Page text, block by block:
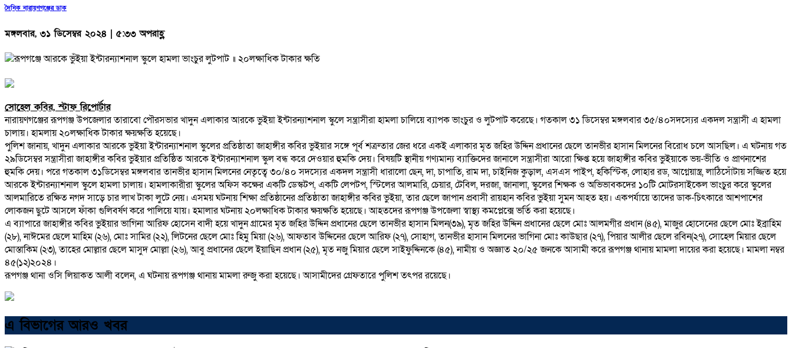
দৈনিক নারায়ণগঞ্জের ডাক
মঙ্গলবার, ৩১ ডিসেম্বর ২০২৪ | ৫:৩৩ অপরাহ্ণ
সোহেল কবির, স্টাফ রিপোর্টার
নারায়ণগঞ্জের রূপগঞ্জ উপজেলার তারাবো পৌরসভার খাদুন এলাকার আরকে ভুইয়া ইন্টারন্যাশনাল স্কুলে সন্ত্রাসীরা হামলা চালিয়ে ব্যাপক ভাংচুর ও লুটপাট করেছে। গতকাল ৩১ ডিসেম্বর মঙ্গলবার ৩৫/৪০সদস্যের একদল সন্ত্রাসী এ হামলা
চালায়। হামলায় ২০লক্ষাধিক টাকার ক্ষয়ক্ষতি হয়েছে।
পুলিশ জানায়, খাদুন এলাকার আরকে ভুইয়া ইন্টারন্যাশনাল স্কুলের প্রতিষ্ঠাতা জাহাঙ্গীর কবির ভুইয়ার সঙ্গে পূর্ব শত্রুতার জের ধরে একই এলাকার মৃত জহির উদ্দিন প্রধানের ছেলে তানভীর হাসান মিলনের বিরোধ চলে আসছিল। এ ঘটনায় গত
২৯ডিসেম্বর সন্ত্রাসীরা জাহাঙ্গীর কবির ভুইয়ার প্রতিষ্ঠিত আরকে ইন্টারন্যাশনাল স্কুল বন্ধ করে দেওয়ার হুমকি দেয়। বিষয়টি স্থানীয় গণ্যমান্য ব্যাক্তিদের জানালে সন্ত্রাসীরা আরো ক্ষিপ্ত হয়ে জাহাঙ্গীর কবির ভুইয়াকে ভয়-ভীতি ও প্রাণনাশের
হুমকি দেয়। পরে গতকাল ৩১ডিসেম্বর মঙ্গলবার তানভীর হাসান মিলনের নেতৃত্বে ৩০/৪০ সদস্যের একদল সন্ত্রাসী ধারালো ছেন, দা, চাপাতি, রাম দা, চাইনিজ কুড়াল, এসএস পাইপ, হকিস্টিক, লোহার রড, আগ্নেয়াস্ত্র, লাঠিসোঁটায় সজ্জিত হয়ে
আরকে ইন্টারন্যাশনাল স্কুলে হামলা চালায়। হামলাকারীরা স্কুলের অফিস কক্ষের একটি ডেস্কটপ, একটি লেপটপ, স্টিলের আলমারি, চেয়ার, টেবিল, দরজা, জানালা, স্কুলের শিক্ষক ও অভিভাবকদের ১০টি মোটরসাইকেল ভাংচুর করে স্কুলের
আলমারিতে রক্ষিত নগদ সাড়ে চার লাখ টাকা লুটে নেয়। এসময় ঘটনায় শিক্ষা প্রতিষ্ঠানের প্রতিষ্ঠাতা জাহাঙ্গীর কবির ভুইয়া, তার ছেলে জাপান প্রবাসী রায়হান কবির ভুইয়া সুমন আহত হয়। একপর্যায়ে তাদের ডাক-চিৎকারে আশপাশের
লোকজন ছুটে আসলে ফাঁকা গুলিবর্ষণ করে পালিয়ে যায়। হমালার ঘটনায় ২০লক্ষাধিক টাকার ক্ষয়ক্ষতি হয়েছে। আহতদের রূপগঞ্জ উপজেলা স্বাস্থ্য কমপ্লেক্সে ভর্তি করা হয়েছে।
এ ব্যাপারে জাহাঙ্গীর কবির ভুইয়ার ভাগিনা আরিফ হোসেন বাদী হয়ে খাদুন গ্রামের মৃত জহির উদ্দিন প্রধানের ছেলে তানভীর হাসান মিলন(৩৯), মৃত জহির উদ্দিন প্রধানের ছেলে মোঃ আলমগীর প্রধান (৪৫), মাজুর হোসেনের ছেলে মোঃ ইব্রাহিম
(২৮), নাঈমের ছেলে মাহিম (২৬), মোঃ সামির (২২), লিটনের ছেলে মোঃ হিমু মিয়া (২৬), আফতাব উদ্দিনের ছেলে আরিফ (২৭), সোহাগ, তানভীর হাসান মিলনের ভাগিনা মোঃ কাউছার (২৭), পিয়ার আলীর ছেলে রবিন(২৭), সোহেল মিয়ার ছেলে
মোস্তাকিম (২৩), তাহের মোল্লার ছেলে মাসুদ মোল্লা (২৬), আবু প্রধানের ছেলে ইয়াছিন প্রধান (২৫), মৃত নজু মিয়ার ছেলে সাইফুদ্দিনকে (৪৫), নামীয় ও অজ্ঞাত ২০/২৫ জনকে আসামী করে রূপগঞ্জ থানায় মামলা দায়ের করা হয়েছে। মামলা নম্বর
৪৫(১২)২০২৪।
রূপগঞ্জ থানা ওসি লিয়াকত আলী বলেন, এ ঘটনায় রূপগঞ্জ থানায় মামলা রুজু করা হয়েছে। আসামীদের গ্রেফতারে পুলিশ তৎপর রয়েছে।
এ বিভাগের আরও খবর